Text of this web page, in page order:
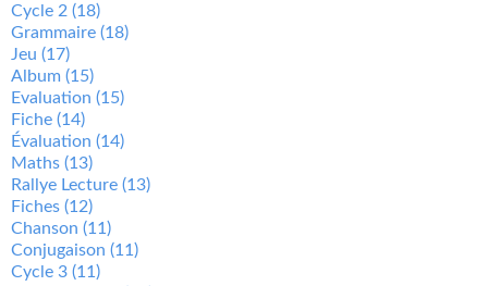
Cycle 2 (18)
Grammaire (18)
Jeu (17)
Album (15)
Evaluation (15)
Fiche (14)
Évaluation (14)
Maths (13)
Rallye Lecture (13)
Fiches (12)
Chanson (11)
Conjugaison (11)
Cycle 3 (11)